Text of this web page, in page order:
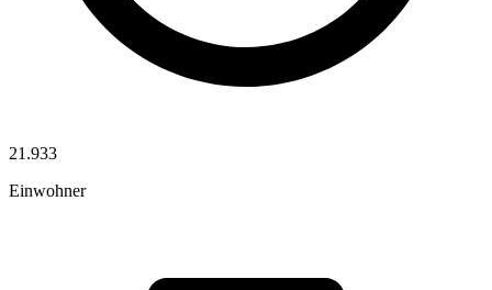
21.933
Einwohner